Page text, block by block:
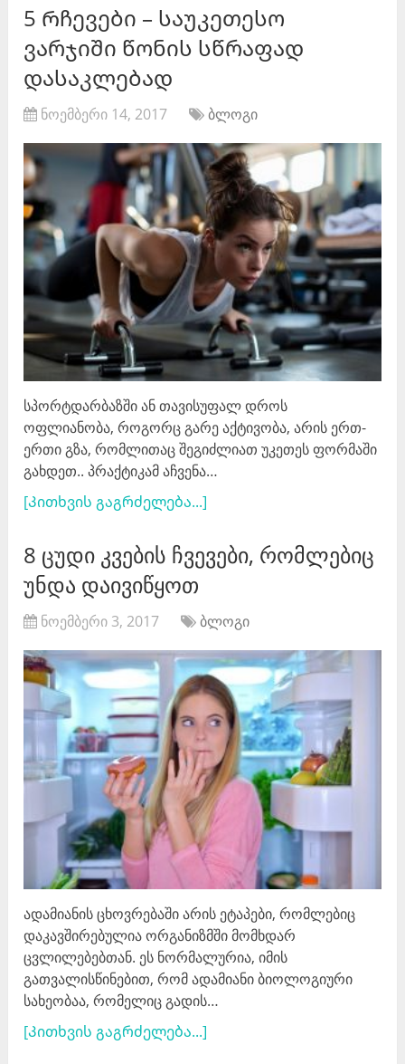
5 Რჩევები – საუკეთესო
ვარჯიში წონის სწრაფად
დასაკლებად
ნოემბერი 14, 2017 ბლოგი
სპორტდარბაზში ან თავისუფალ დროს
ოფლიანობა, როგორც გარე აქტივობა, არის ერთ-
ერთი გზა, რომლითაც შეგიძლიათ უკეთეს ფორმაში
გახდეთ.. პრაქტიკამ აჩვენა…
[Კითხვის გაგრძელება...]
8 ცუდი კვების ჩვევები, რომლებიც
უნდა დაივიწყოთ
ნოემბერი 3, 2017 ბლოგი
ადამიანის ცხოვრებაში არის ეტაპები, რომლებიც
დაკავშირებულია ორგანიზმში მომხდარ
ცვლილებებთან. ეს ნორმალურია, იმის
გათვალისწინებით, რომ ადამიანი ბიოლოგიური
სახეობაა, რომელიც გადის…
[Კითხვის გაგრძელება...]